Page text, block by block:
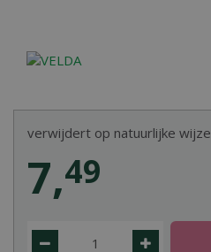
7,49
verwijdert op natuurlijke